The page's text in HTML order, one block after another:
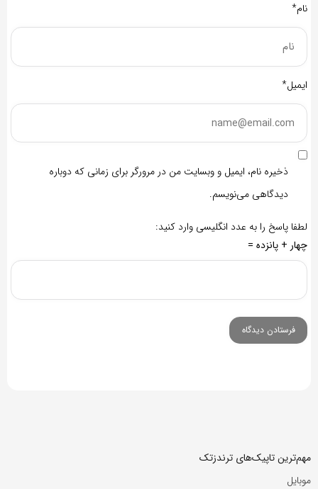
نام*
ایمیل*
ذخیره نام، ایمیل و وبسایت من در مرورگر برای زمانی که دوباره
دیدگاهی می‌نویسم.
لطفا پاسخ را به عدد انگلیسی وارد کنید:
چهار + پانزده =
مهم‌ترین تاپیک‌های ترندزتک
موبایل